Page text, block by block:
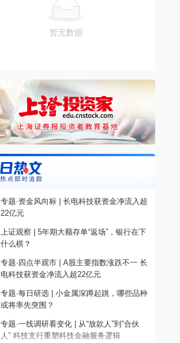
暂无数据
专题·资金风向标 | 长电科技获资金净流入超
22亿元
上证观察 | 5年期大额存单“返场”，银行在下
什么棋？
专题·四点半观市 | A股主要指数涨跌不一 长
电科技获资金净流入超22亿元
专题·每日研选 | 小金属深蹲起跳，哪些品种
或将率先突围？
专题·一线调研看变化 | 从“放款人”到“合伙
人” 科技支行重塑科技金融服务逻辑